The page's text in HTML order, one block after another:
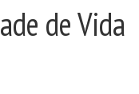
de Vida